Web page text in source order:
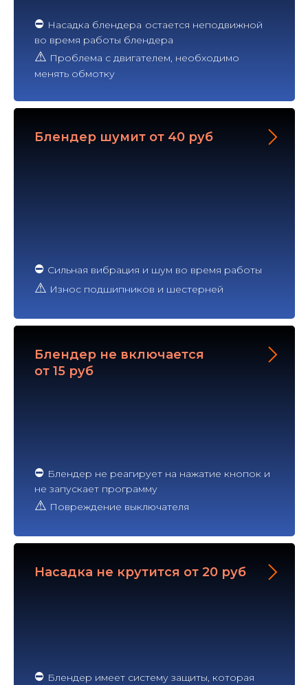
⛔ Насадка блендера остается неподвижной
во время работы блендера
⚠ Проблема с двигателем, необходимо
менять обмотку
Блендер шумит от 40 руб
⛔ Сильная вибрация и шум во время работы
⚠ Износ подшипников и шестерней
Блендер не включается
от 15 руб
⛔ Блендер не реагирует на нажатие кнопок и
не запускает программу
⚠ Повреждение выключателя
Насадка не крутится от 20 руб
⛔ Блендер имеет систему защиты, которая